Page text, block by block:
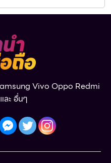
Vivo Oppo Redmi
ละ อื่นๆ